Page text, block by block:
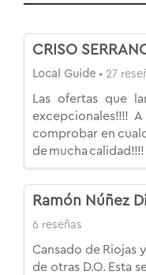
CRISO
Local Guide • 27
Las ofertas que
excepcionales!!!!
comprobar en
de mucha
Ramón Núñez
6 reseñas
Cansado de Riojas
de otras D.O. Esta